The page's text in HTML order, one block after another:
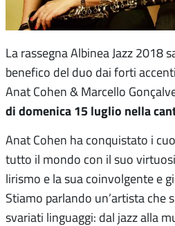
La rassegna Albinea Jazz 2018
benefico del duo dai forti
Anat Cohen & Marcello
di domenica 15 luglio nella
Anat Cohen ha conquistato i
tutto il mondo con il suo
lirismo e la sua coinvolgente e
Stiamo parlando un’artista che
svariati linguaggi: dal jazz alla